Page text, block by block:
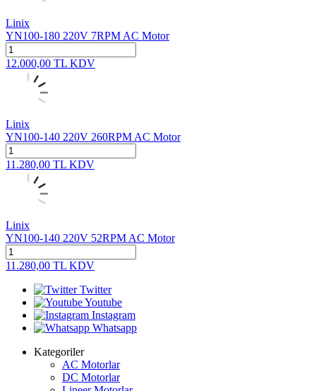
Linix
YN100-180 220V 7RPM AC Motor
12.000,00 TL KDV
Linix
YN100-140 220V 260RPM AC Motor
11.280,00 TL KDV
Linix
YN100-140 220V 52RPM AC Motor
11.280,00 TL KDV
Twitter
Youtube
Instagram
Whatsapp
Kategoriler
AC Motorlar
DC Motorlar